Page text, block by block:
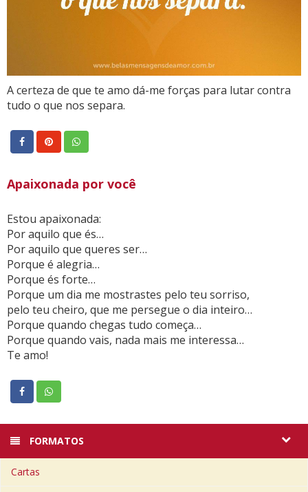
A certeza de que te amo dá-me forças para lutar contra
tudo o que nos separa.
Apaixonada por você
Estou apaixonada:
Por aquilo que és…
Por aquilo que queres ser…
Porque é alegria…
Porque és forte…
Porque um dia me mostrastes pelo teu sorriso,
pelo teu cheiro, que me persegue o dia inteiro…
Porque quando chegas tudo começa…
Porque quando vais, nada mais me interessa…
Te amo!
FORMATOS
Cartas